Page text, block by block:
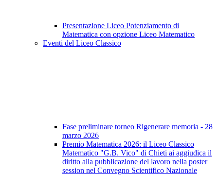
Presentazione Liceo Potenziamento di
Matematica con opzione Liceo Matematico
Eventi del Liceo Classico
Fase preliminare torneo Rigenerare memoria - 28
marzo 2026
Premio Matematica 2026: il Liceo Classico
Matematico "G.B. Vico" di Chieti ai aggiudica il
diritto alla pubblicazione del lavoro nella poster
session nel Convegno Scientifico Nazionale